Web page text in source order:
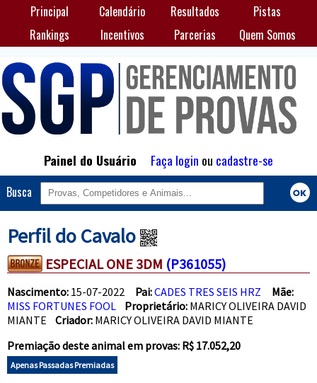
Principal Calendário Resultados
Pistas
Rankings
Incentivos Parcerias Quem Somos
Painel do Usuário Faça login ou cadastre-se
Busca
Perfil do Cavalo
ESPECIAL ONE 3DM (P361055)
Nascimento: 15-07-2022 Pai:CADES TRES SEIS HRZ
Mãe:
MISS FORTUNES FOOL
Proprietário: MARICY OLIVEIRA DAVID
MIANTE Criador: MARICY OLIVEIRA DAVID MIANTE
Premiação deste animal em provas: R$ 17.052,20
Apenas Passadas Premiadas